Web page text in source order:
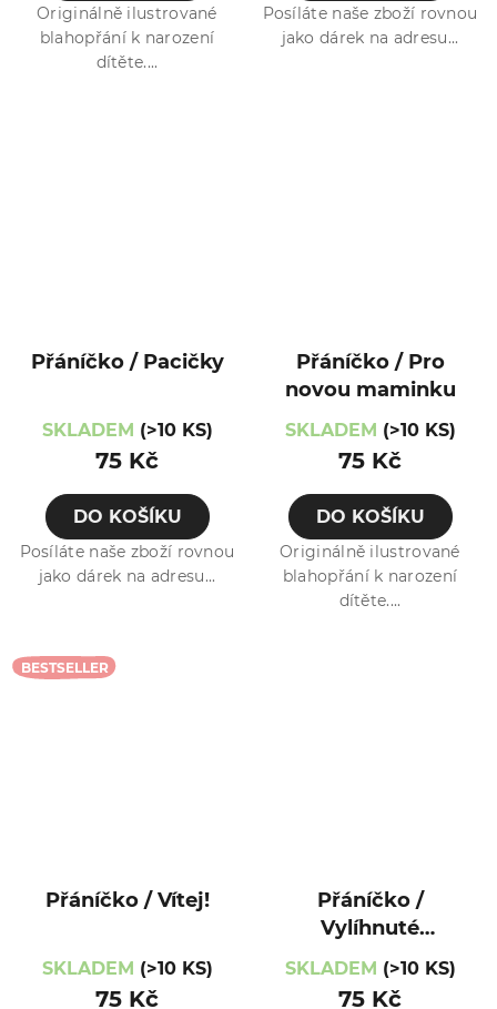
Originálně ilustrované
blahopřání k narození
dítěte....
Posíláte naše zboží rovnou
jako dárek na adresu...
Přáníčko / Pacičky
SKLADEM (>10 KS)
75 Kč
DO KOŠÍKU
Posíláte naše zboží rovnou
jako dárek na adresu...
Přáníčko / Pro
novou maminku
SKLADEM (>10 KS)
75 Kč
DO KOŠÍKU
Originálně ilustrované
blahopřání k narození
dítěte....
BESTSELLER
Přáníčko / Vítej!
SKLADEM (>10 KS)
75 Kč
Přáníčko /
Vylíhnuté
ptáčátko
SKLADEM (>10 KS)
75 Kč